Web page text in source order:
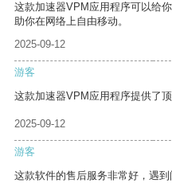
这款加速器VPM应用程序可以给
助你在网络上自由移动。
2025-09-12
游客
这款加速器VPM应用程序提供了
2025-09-12
游客
这款软件的售后服务非常好，遇到